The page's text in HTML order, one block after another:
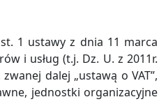
1 ustawy z dnia 11 marca
i usług (t.j. Dz. U. z 2011r.
dalej „ustawą o VAT”,
jednostki organizacyjne